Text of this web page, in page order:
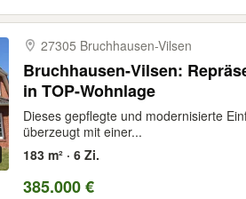
27305 Bruchhausen-​Vilsen
Bruchhausen-Vilsen:
in TOP-Wohnlage
Dieses gepflegte und modernisierte
überzeugt mit einer...
183 m² · 6 Zi.
385.000 €